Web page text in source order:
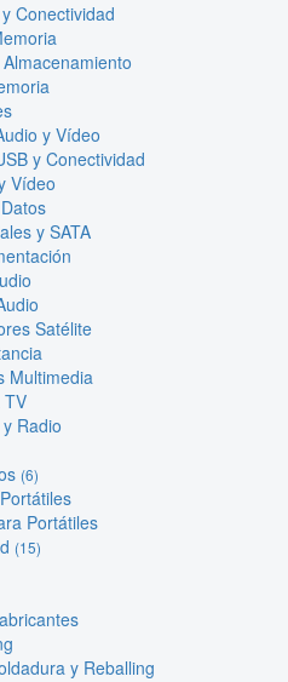
Conectividad
y Vídeo
y Conectividad
Vídeo
y SATA
Satélite
Multimedia
TV
Radio
(6)
Portátiles
(15)
y Reballing